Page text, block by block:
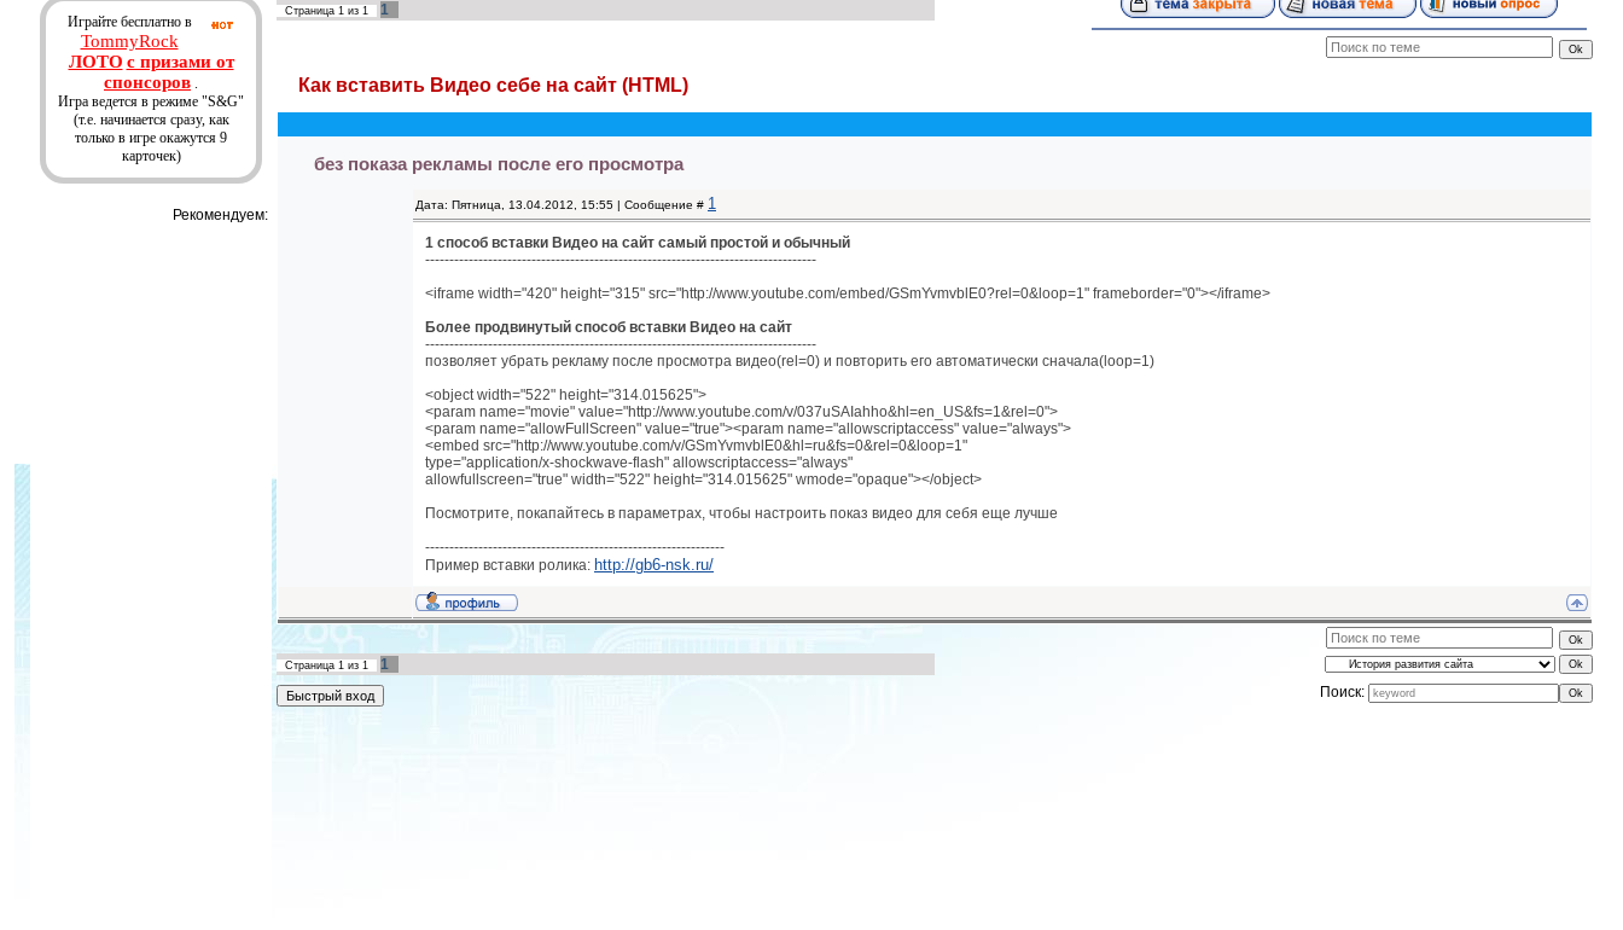
Играйте бесплатно в
TommyRock
ЛОТО с призами от
спонсоров .
Игра ведется в режиме "S&G"
(т.е. начинается сразу, как
только в игре окажутся 9
карточек)
Рекомендуем:
Страница 1 из 1 1
Как вставить Видео себе на сайт (HTML)
без показа рекламы после его просмотра
Дата: Пятница, 13.04.2012, 15:55 | Сообщение # 1
1 способ вставки Видео на сайт самый простой и обычный
---------------------------------------------------------------------------------
<iframe width="420" height="315" src="http://www.youtube.com/embed/GSmYvmvblE0?rel=0&loop=1" frameborder="0"></iframe>
Более продвинутый способ вставки Видео на сайт
---------------------------------------------------------------------------------
позволяет убрать рекламу после просмотра видео(rel=0) и повторить его автоматически сначала(loop=1)
<object width="522" height="314.015625">
<param name="movie" value="http://www.youtube.com/v/037uSAIahho&hl=en_US&fs=1&rel=0">
<param name="allowFullScreen" value="true"><param name="allowscriptaccess" value="always">
<embed src="http://www.youtube.com/v/GSmYvmvblE0&hl=ru&fs=0&rel=0&loop=1"
type="application/x-shockwave-flash" allowscriptaccess="always"
allowfullscreen="true" width="522" height="314.015625" wmode="opaque"></object>
Посмотрите, покапайтесь в параметрах, чтобы настроить показ видео для себя еще лучше
--------------------------------------------------------------
Пример вставки ролика: http://gb6-nsk.ru/
Страница 1 из 1
1
Поиск: